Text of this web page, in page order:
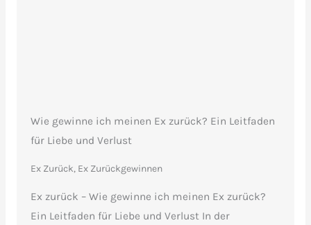
Wie gewinne ich meinen Ex zurück? Ein Leitfaden
für Liebe und Verlust
Ex Zurück, Ex Zurückgewinnen
Ex zurück – Wie gewinne ich meinen Ex zurück?
Ein Leitfaden für Liebe und Verlust In der